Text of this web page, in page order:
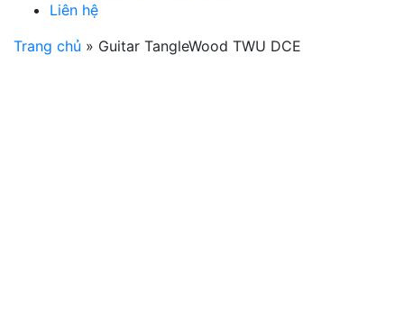
Liên hệ
Trang chủ » Guitar TangleWood TWU DCE